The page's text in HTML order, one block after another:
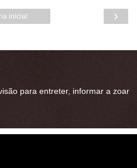
›
inicial
para entreter, informar a zoar